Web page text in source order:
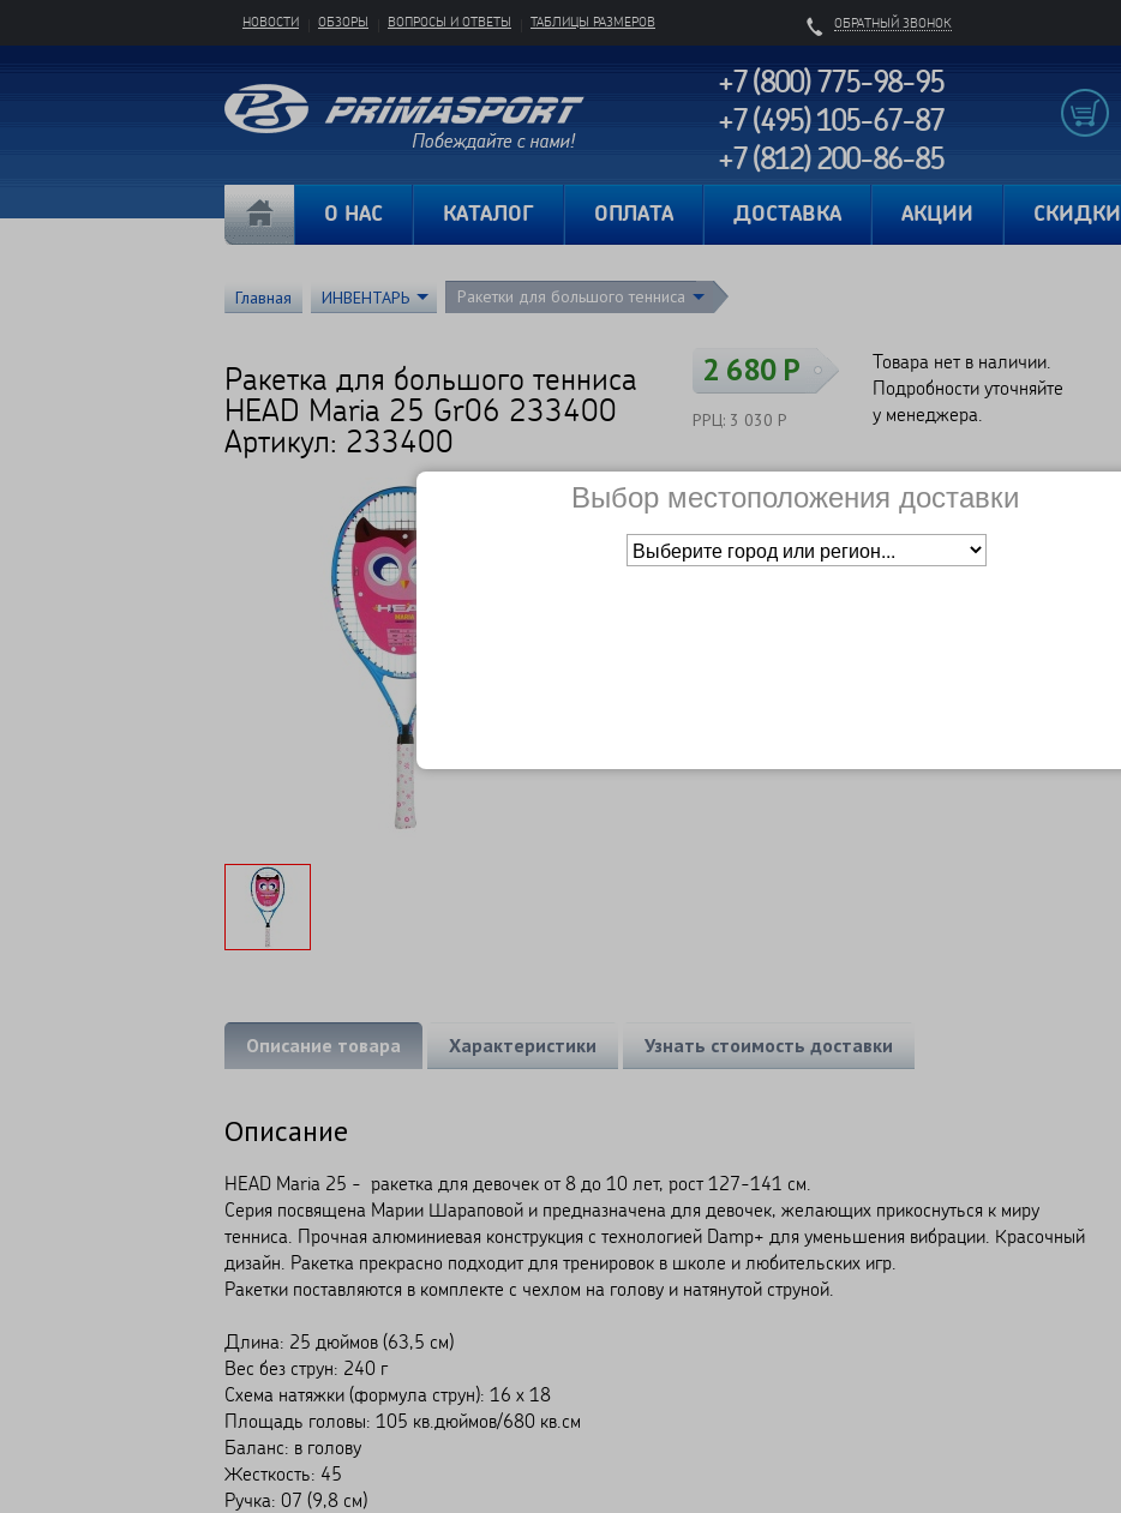
ОБРАТНЫЙ ЗВОНОК
НОВОСТИ ОБЗОРЫ ВОПРОСЫ И ОТВЕТЫ ТАБЛИЦЫ РАЗМЕРОВ
+7 (800) 775-98-95
+7 (495) 105-67-87
+7 (812) 200-86-85
О НАС КАТАЛОГ ОПЛАТА ДОСТАВКА АКЦИИ СКИДКИ
Главная ИНВЕНТАРЬ Ракетки для большого тенниса
Ракетка для большого тенниса
HEAD Maria 25 Gr06 233400
Артикул: 233400
2 680 Р
РРЦ: 3 030 Р
Товара нет в наличии.
Подробности уточняйте
у менеджера.
Сравнить Нет в наличии
Основное о товаре
Описание товара Характеристики Узнать стоимость доставки
Описание
HEAD Maria 25 - ракетка для девочек от 8 до 10 лет, рост 127-141 см.
Серия посвящена Марии Шараповой и предназначена для девочек, желающих прикоснуться к миру
тенниса. Прочная алюминиевая конструкция с технологией Damp+ для уменьшения вибрации. Красочный
дизайн. Ракетка прекрасно подходит для тренировок в школе и любительских игр.
Ракетки поставляются в комплекте с чехлом на голову и натянутой струной.
Длина: 25 дюймов (63,5 см)
Вес без струн: 240 г
Схема натяжки (формула струн): 16 x 18
Площадь головы: 105 кв.дюймов/680 кв.см
Баланс: в голову
Жесткость: 45
Ручка: 07 (9,8 см)
Выбор местоположения доставки